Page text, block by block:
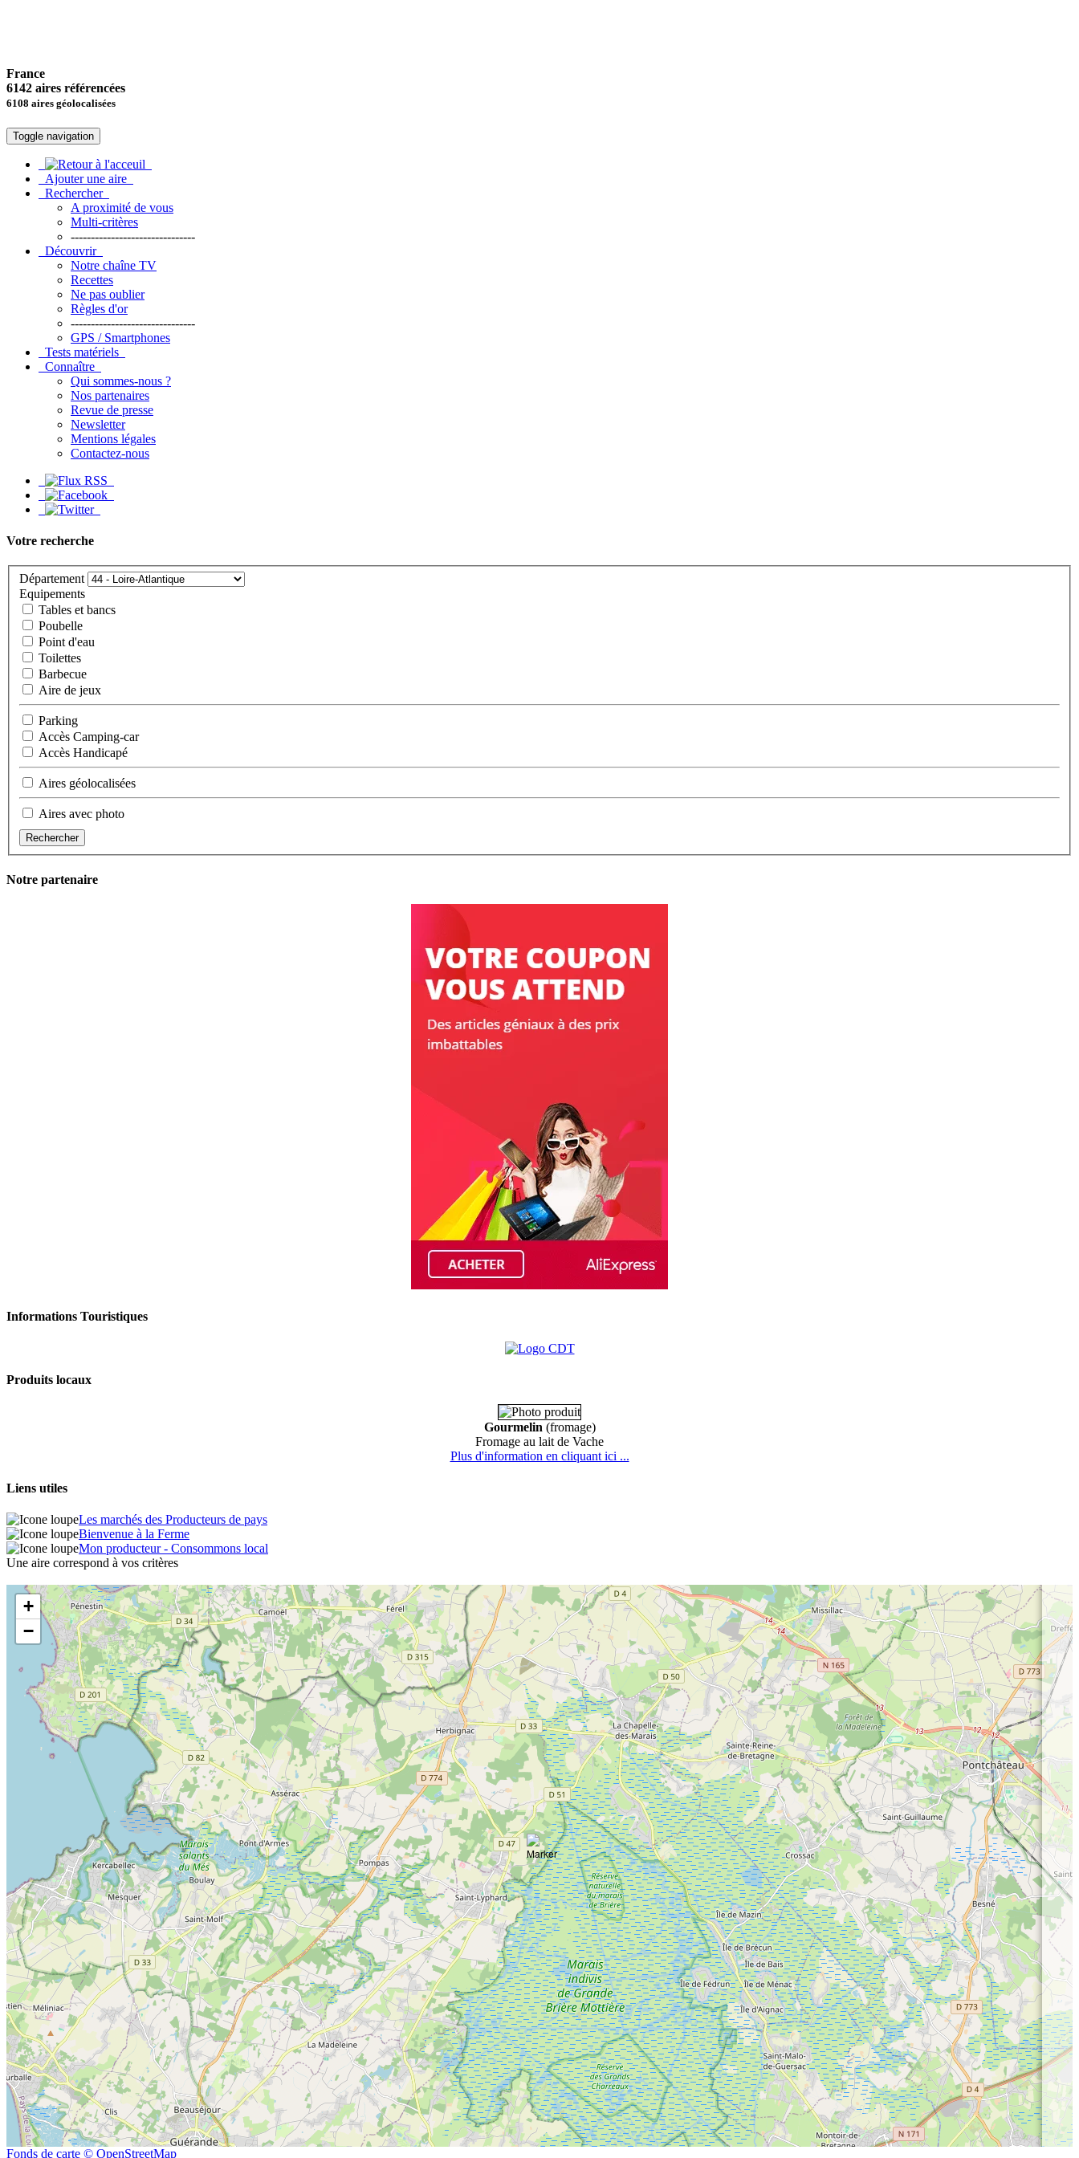
France
6142 aires référencées
6108 aires géolocalisées
Toggle navigation
Ajouter une aire
Rechercher
A proximité de vous
Multi-critères
-------------------------------
Découvrir
Notre chaîne TV
Recettes
Ne pas oublier
Règles d'or
-------------------------------
GPS / Smartphones
Tests matériels
Connaître
Qui sommes-nous ?
Nos partenaires
Revue de presse
Newsletter
Mentions légales
Contactez-nous
Votre recherche
Département
Equipements
Tables et bancs
Poubelle
Point d'eau
Toilettes
Barbecue
Aire de jeux
Parking
Accès Camping-car
Accès Handicapé
Aires géolocalisées
Aires avec photo
Rechercher
Notre partenaire
Informations Touristiques
Produits locaux
Gourmelin (fromage)
Fromage au lait de Vache
Plus d'information en cliquant ici ...
Liens utiles
Les marchés des Producteurs de pays
Bienvenue à la Ferme
Mon producteur - Consommons local
Une aire correspond à vos critères
+
−
Fonds de carte © OpenStreetMap